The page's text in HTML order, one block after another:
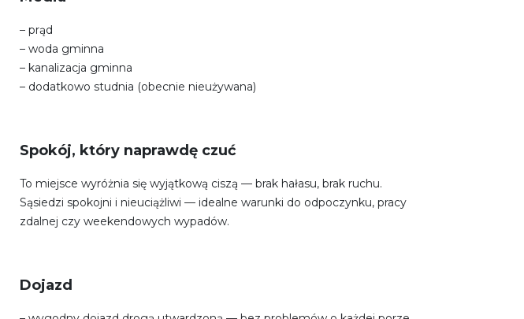
– prąd
– woda gminna
– kanalizacja gminna
– dodatkowo studnia (obecnie nieużywana)
Spokój, który naprawdę czuć
To miejsce wyróżnia się wyjątkową ciszą — brak hałasu, brak ruchu.
Sąsiedzi spokojni i nieuciążliwi — idealne warunki do odpoczynku, pracy
zdalnej czy weekendowych wypadów.
Dojazd